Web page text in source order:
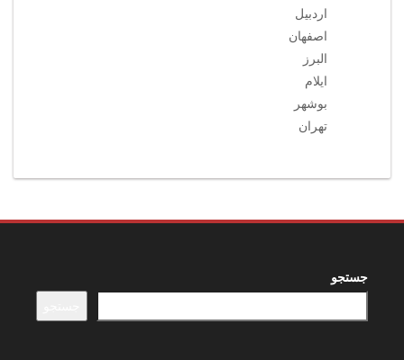
اردبیل
اصفهان
البرز
ایلام
بوشهر
تهران
جستجو